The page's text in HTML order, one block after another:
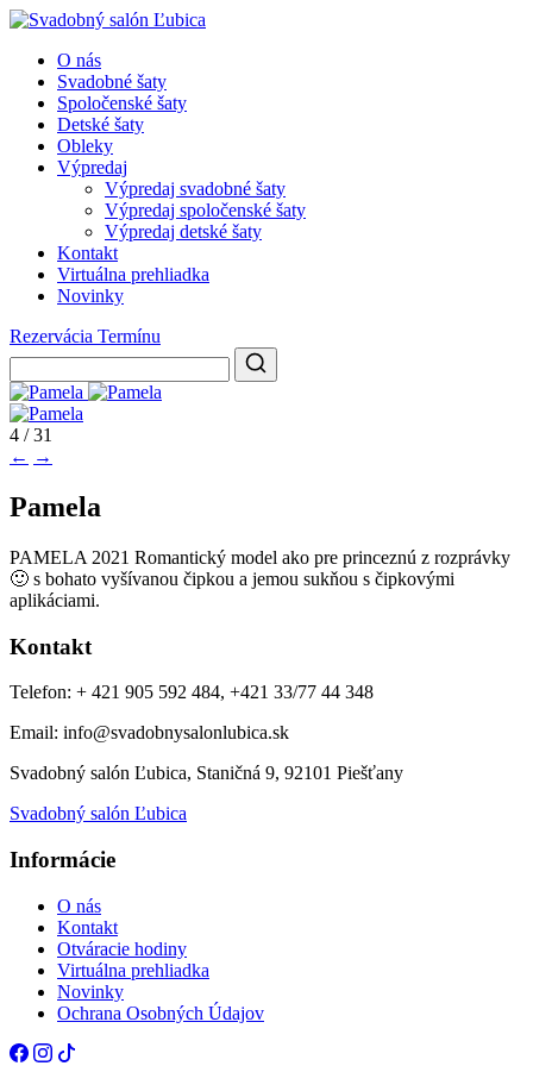
O nás
Svadobné šaty
Spoločenské šaty
Detské šaty
Obleky
Výpredaj
Výpredaj svadobné šaty
Výpredaj spoločenské šaty
Výpredaj detské šaty
Kontakt
Virtuálna prehliadka
Novinky
Rezervácia Termínu
4 / 31
← →
Pamela
PAMELA 2021 Romantický model ako pre princeznú z rozprávky
🙂 s bohato vyšívanou čipkou a jemou sukňou s čipkovými
aplikáciami.
Kontakt
Telefon: + 421 905 592 484, +421 33/77 44 348
Email: info@svadobnysalonlubica.sk
Svadobný salón Ľubica, Staničná 9, 92101 Piešťany
Svadobný salón Ľubica
Informácie
O nás
Kontakt
Otváracie hodiny
Virtuálna prehliadka
Novinky
Ochrana Osobných Údajov